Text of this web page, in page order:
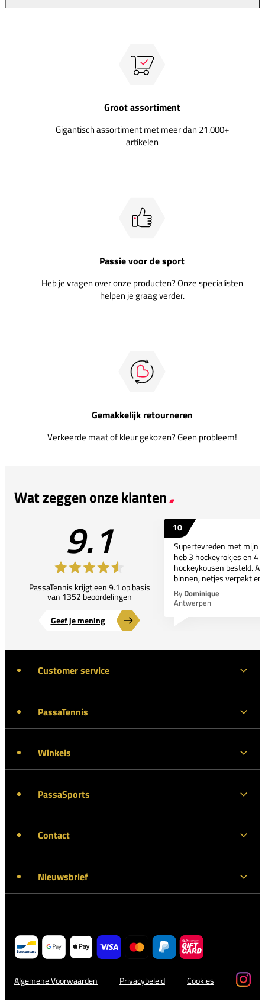
Groot assortiment
Gigantisch assortiment met meer dan 21.000+
artikelen
Passie voor de sport
Heb je vragen over onze producten? Onze specialisten
helpen je graag verder.
Gemakkelijk retourneren
Verkeerde maat of kleur gekozen? Geen probleem!
Wat zeggen onze klanten
9.1
PassaTennis krijgt een 9.1 op basis
van 1352 beoordelingen
Geef je mening
10
Supertevreden met mijn
heb 3 hockeyrokjes en 4
hockeykousen besteld.
binnen, netjes verpakt
By Dominique
Antwerpen
Customer service
PassaTennis
Winkels
PassaSports
Contact
Nieuwsbrief
Algemene Voorwaarden Privacybeleid Cookies